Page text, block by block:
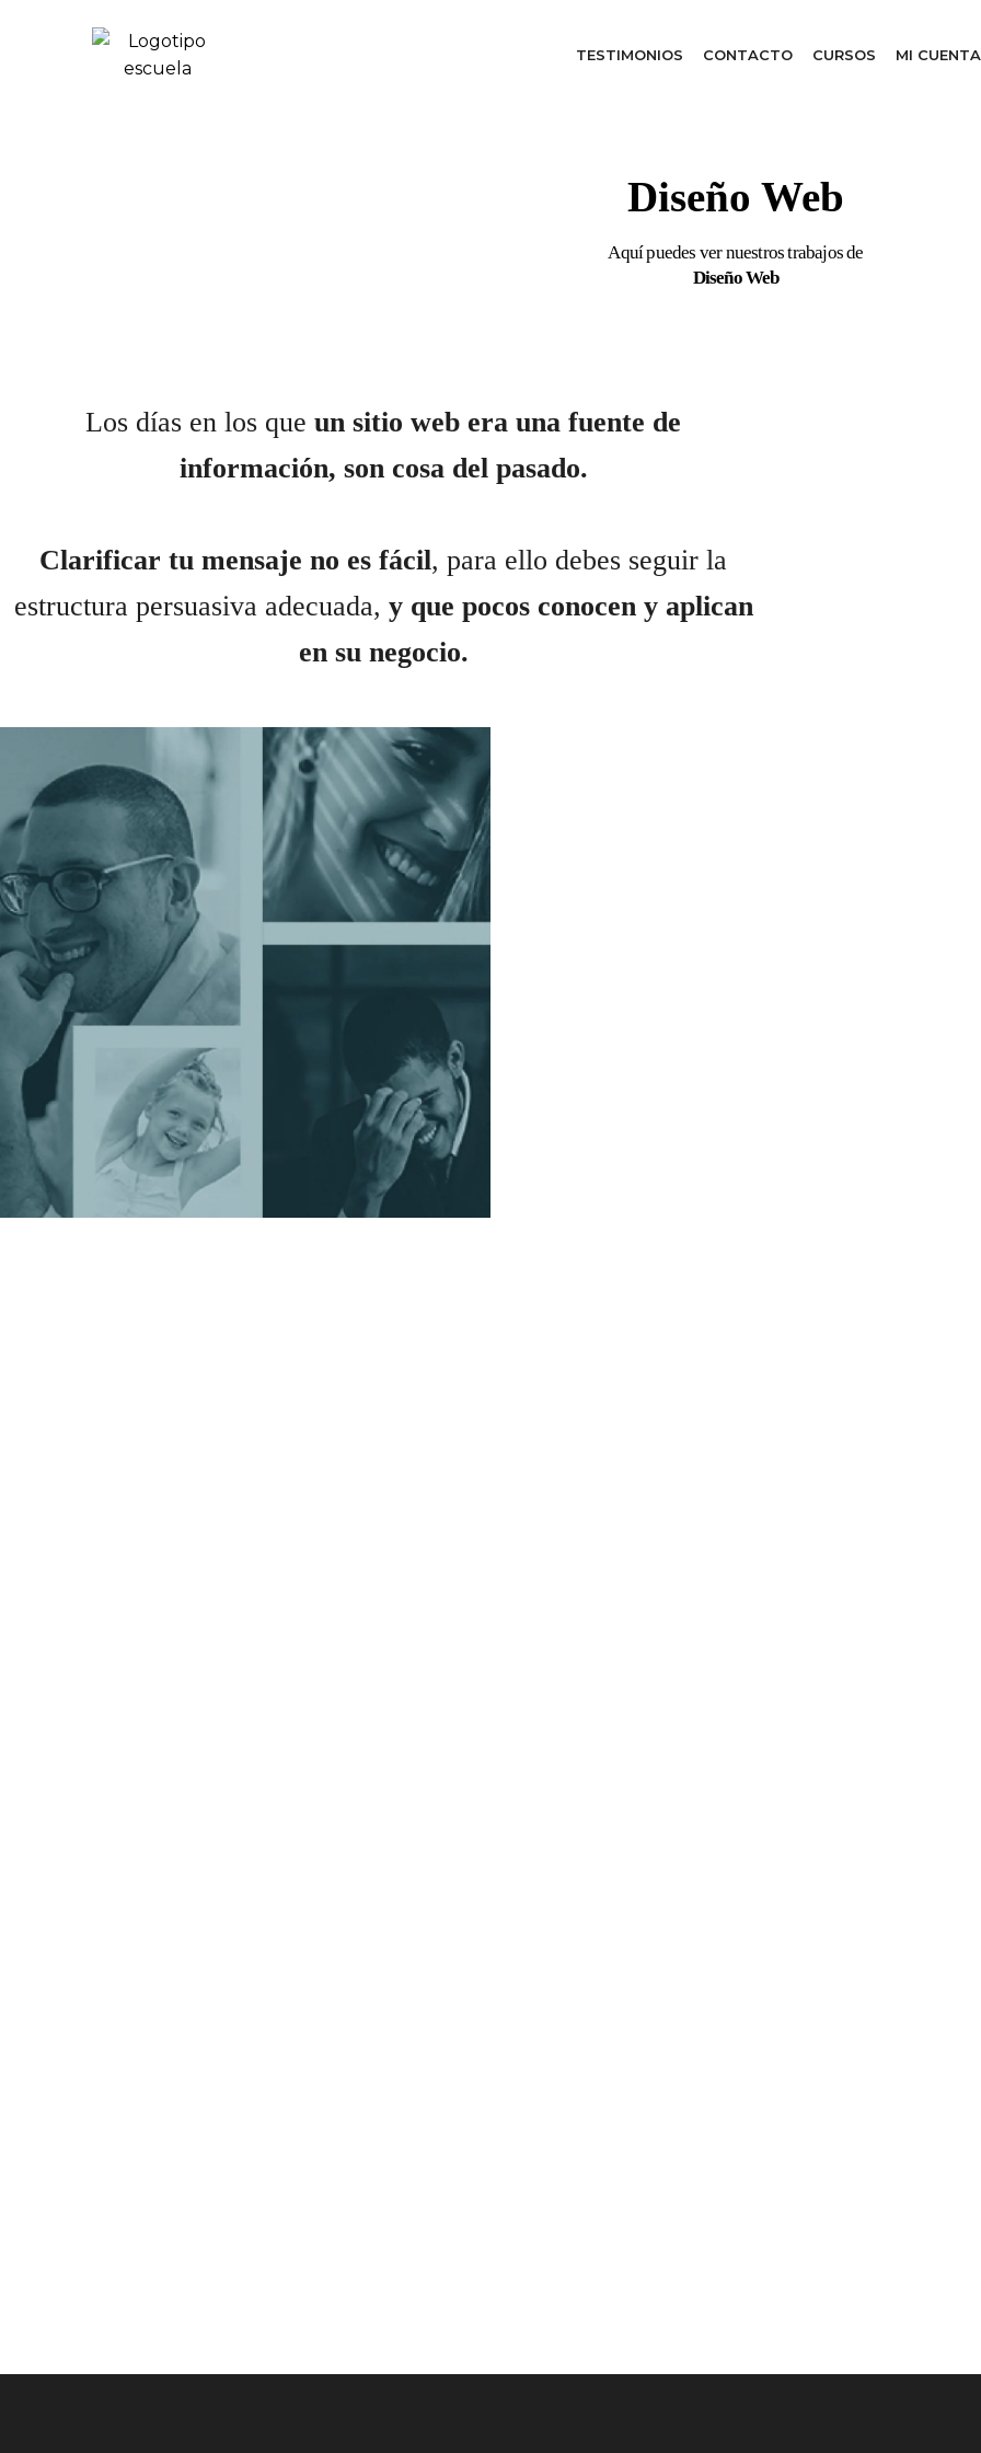
TESTIMONIOS CONTACTO CURSOS MI CUENTA
Diseño Web
Aquí puedes ver nuestros trabajos de
Diseño Web
Los días en los que un sitio web era una fuente de
información, son cosa del pasado.
Clarificar tu mensaje no es fácil, para ello debes seguir la
estructura persuasiva adecuada, y que pocos conocen y aplican
en su negocio.